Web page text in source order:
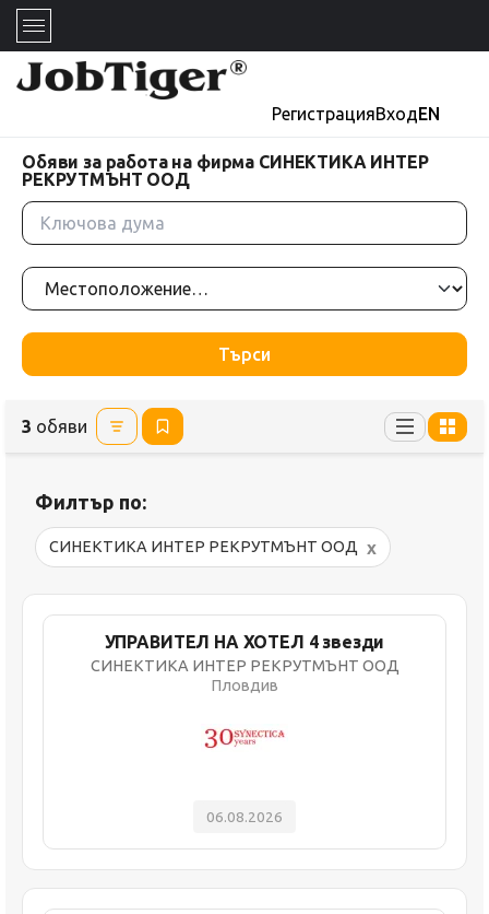
РегистрацияВходEN
Обяви за работа на фирма СИНЕКТИКА ИНТЕР
РЕКРУТМЪНТ ООД
Търси
3 обяви
Филтър по:
СИНЕКТИКА ИНТЕР РЕКРУТМЪНТ ООД x
УПРАВИТЕЛ НА ХОТЕЛ 4 звезди
СИНЕКТИКА ИНТЕР РЕКРУТМЪНТ ООД
Пловдив
06.08.2026